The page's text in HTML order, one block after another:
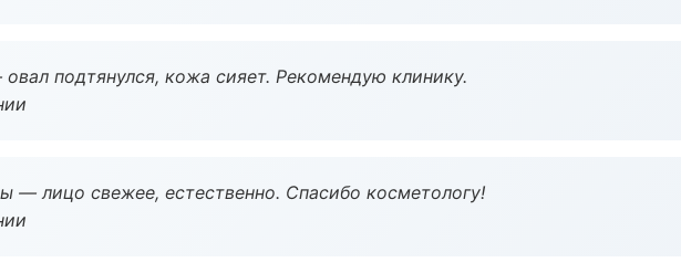
подтянулся, кожа сияет. Рекомендую клинику.
— лицо свежее, естественно. Спасибо косметологу!